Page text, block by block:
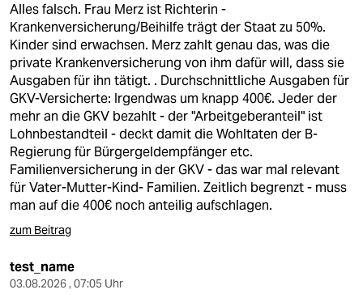
Alles falsch. Frau Merz ist Richterin -
Krankenversicherung/Beihilfe trägt der Staat zu 50%.
Kinder sind erwachsen. Merz zahlt genau das, was die
private Krankenversicherung von ihm dafür will, dass sie
Ausgaben für ihn tätigt. . Durchschnittliche Ausgaben für
GKV-Versicherte: Irgendwas um knapp 400€. Jeder der
mehr an die GKV bezahlt - der "Arbeitgeberanteil" ist
Lohnbestandteil - deckt damit die Wohltaten der B-
Regierung für Bürgergeldempfänger etc.
Familienversicherung in der GKV - das war mal relevant
für Vater-Mutter-Kind- Familien. Zeitlich begrenzt - muss
man auf die 400€ noch anteilig aufschlagen.
zum Beitrag
test_name
03.08.2026 , 07:05 Uhr